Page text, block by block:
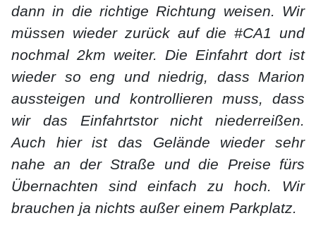
dann in die richtige Richtung weisen. Wir
müssen wieder zurück auf die #CA1 und
nochmal 2km weiter. Die Einfahrt dort ist
wieder so eng und niedrig, dass Marion
aussteigen und kontrollieren muss, dass
wir das Einfahrtstor nicht niederreißen.
Auch hier ist das Gelände wieder sehr
nahe an der Straße und die Preise fürs
Übernachten sind einfach zu hoch. Wir
brauchen ja nichts außer einem Parkplatz.